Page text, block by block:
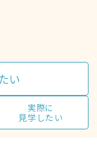
い
実際に
見学したい